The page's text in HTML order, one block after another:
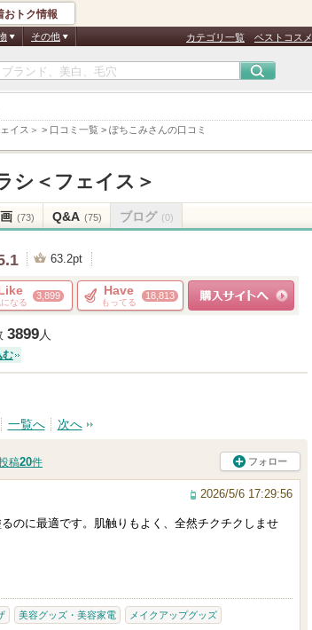
イス＞ > 口コミ一覧 > ぽちこみさんの口コミ
おトク情報
その他 カテゴリ一覧 ベストコスメ
シ＜フェイス＞
(73) Q&A (75) ブログ (0)
63.2pt
なる
3,899 Have
もってる
18,813
3899人
む
一覧へ 次へ
稿20件 フォロー
2026/5/6 17:29:56
るのに最適です。肌触りもよく、全然チクチクしませ
美容グッズ・美容家電 メイクアップグッズ